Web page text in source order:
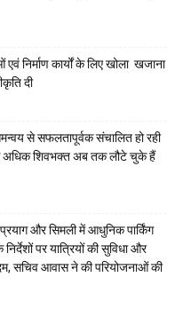
निर्माण कार्यों के लिए खोला खजाना
दी
से सफलतापूर्वक संचालित हो रही
अधिक शिवभक्त अब तक लौटे चुके हैं
और सिमली में आधुनिक पार्किंग
पर यात्रियों की सुविधा और
सचिव आवास ने की परियोजनाओं की